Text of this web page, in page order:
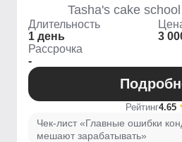
Tasha's cake school
Длительность
1 день
3
Рассрочка
-
Рейтинг4.65
Чек-лист «Главные ошибки
мешают зарабатывать»